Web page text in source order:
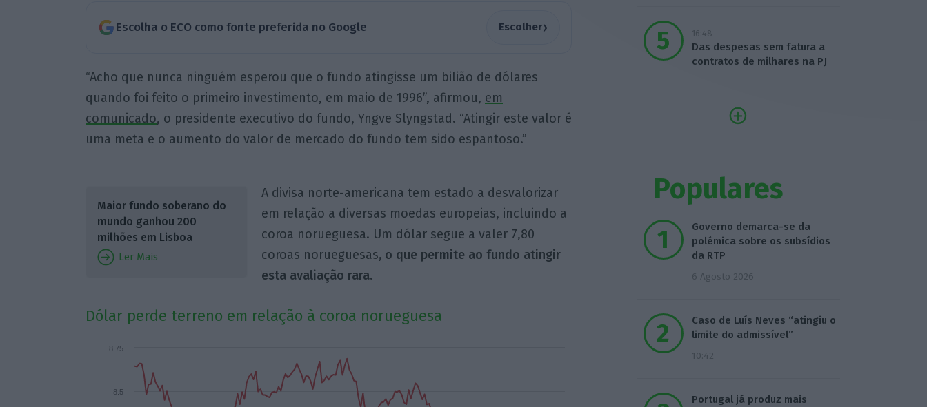
Escolha o ECO como fonte preferida no Google Escolher›
“Acho que nunca ninguém esperou que o fundo atingisse um bilião de dólares
quando foi feito o primeiro investimento, em maio de 1996”, afirmou, em
comunicado, o presidente executivo do fundo, Yngve Slyngstad. “Atingir este valor é
uma meta e o aumento do valor de mercado do fundo tem sido espantoso.”
Maior fundo soberano do
mundo ganhou 200
milhões em Lisboa
Ler Mais
A divisa norte-americana tem estado a desvalorizar
em relação a diversas moedas europeias, incluindo a
coroa norueguesa. Um dólar segue a valer 7,80
coroas norueguesas, o que permite ao fundo atingir
esta avaliação rara.
Dólar perde terreno em relação à coroa norueguesa
8.5
8.75
16:48
Das despesas sem fatura a
contratos de milhares na PJ
Populares
Governo demarca-se da
polémica sobre os subsídios
da RTP
6 Agosto 2026
Caso de Luís Neves “atingiu o
limite do admissível”
10:42
Portugal já produz mais